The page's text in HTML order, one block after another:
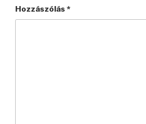
Hozzászólás *